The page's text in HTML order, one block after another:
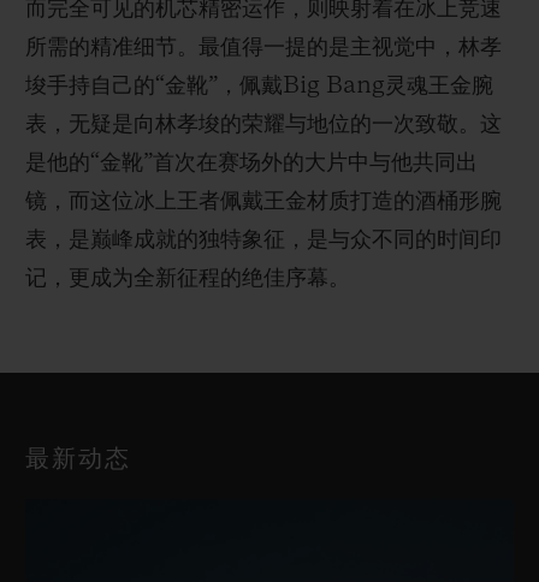
而完全可见的机芯精密运作，则映射着在冰上竞速
所需的精准细节。最值得一提的是主视觉中，林孝
埈手持自己的“金靴”，佩戴Big Bang灵魂王金腕
表，无疑是向林孝埈的荣耀与地位的一次致敬。这
是他的“金靴”首次在赛场外的大片中与他共同出
镜，而这位冰上王者佩戴王金材质打造的酒桶形腕
表，是巅峰成就的独特象征，是与众不同的时间印
记，更成为全新征程的绝佳序幕。
最新动态